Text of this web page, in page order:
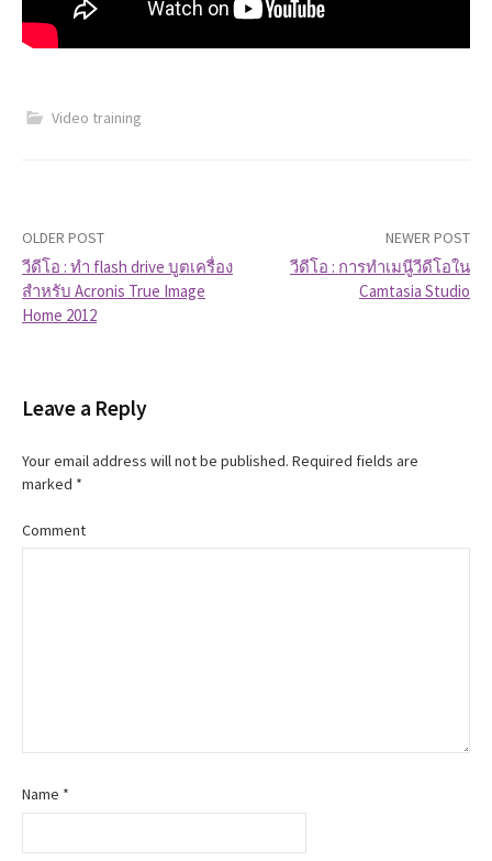
Video training
P
s
n
a
t
i
OLDER POST
วีดีโอ : ทำ flash drive บูตเครื่อง
สำหรับ Acronis True Image
Home 2012
NEWER POST
วีดีโอ : การทำเมนูีวีดีโอใน
Camtasia Studio
Leave a Reply
Your email address will not be published. Required fields are
marked *
Comment
Name *